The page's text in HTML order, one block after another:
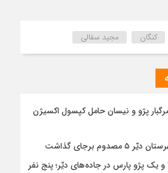
کنگان مجید سفالی
پژو و نیسان حامل کپسول اکسیژن
برجای گذاشت
واژگونی دو پژو ۴۰۵ و یک پژو پارس در جاده‌های دیّر؛ پنج نفر